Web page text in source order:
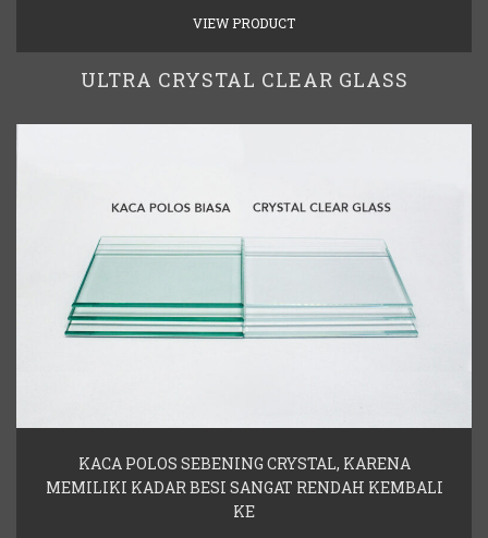
VIEW PRODUCT
ULTRA CRYSTAL CLEAR GLASS
KACA POLOS SEBENING CRYSTAL, KARENA
MEMILIKI KADAR BESI SANGAT RENDAH KEMBALI
KE